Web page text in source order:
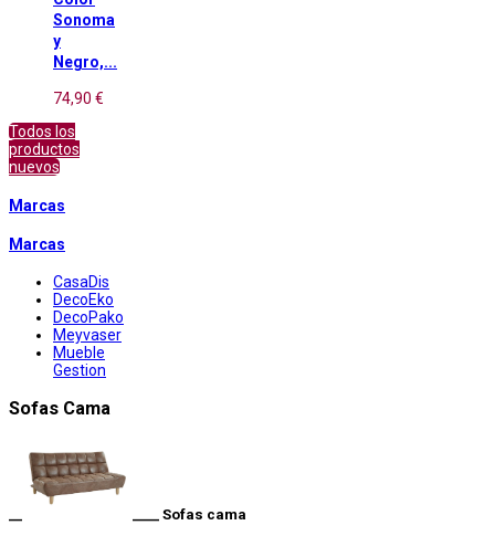
Sonoma
y
Negro,...
74,90 €
Todos los
productos
nuevos
Marcas
Marcas
CasaDis
DecoEko
DecoPako
Meyvaser
Mueble
Gestion
Sofas Cama
____ Sofas cama